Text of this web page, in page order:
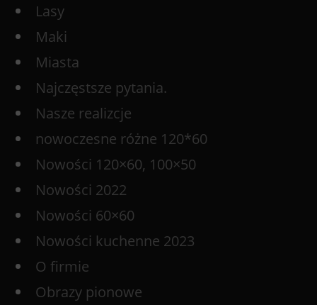
Lasy
Maki
Miasta
Najczęstsze pytania.
Nasze realizcje
nowoczesne różne 120*60
Nowości 120×60, 100×50
Nowości 2022
Nowości 60×60
Nowości kuchenne 2023
O firmie
Obrazy pionowe